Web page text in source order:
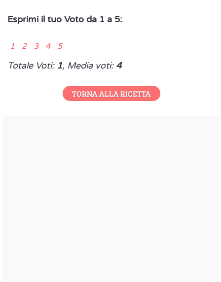
Esprimi il tuo Voto da 1 a 5:
1 2 3 4 5
Totale Voti: 1, Media voti: 4
TORNA ALLA RICETTA